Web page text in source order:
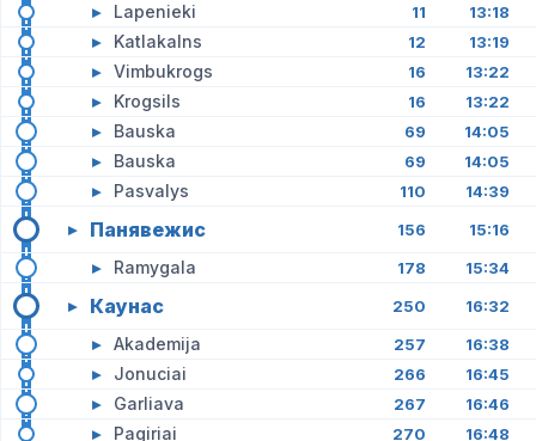
▸ Lapenieki 11 13:18
▸ Katlakalns 12 13:19
▸ Vimbukrogs 16 13:22
▸ Krogsils 16 13:22
▸ Bauska 69 14:05
▸ Bauska 69 14:05
▸ Pasvalys 110 14:39
▸ Панявежис 156 15:16
▸ Ramygala 178 15:34
▸ Каунас 250 16:32
▸ Akademija 257 16:38
▸ Jonuciai 266 16:45
▸ Garliava 267 16:46
▸ Pagiriai 270 16:48